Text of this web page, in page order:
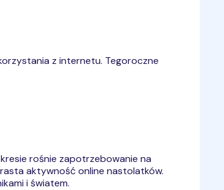
z internetu. Tegoroczne
rośnie zapotrzebowanie na
aktywność online nastolatków.
i światem.